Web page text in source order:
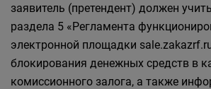
заявитель (претендент) должен
раздела 5 «Регламента
электронной площадки
блокирования денежных средств в
комиссионного залога, а также